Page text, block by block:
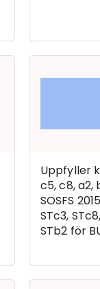
Uppfyller
c5, c8, a2,
SOSFS
STc3,
STb2 för